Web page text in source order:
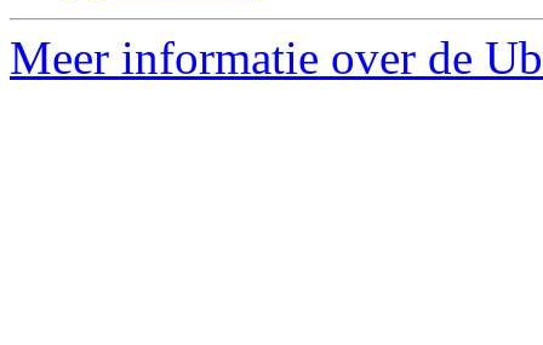
Meer informatie over de